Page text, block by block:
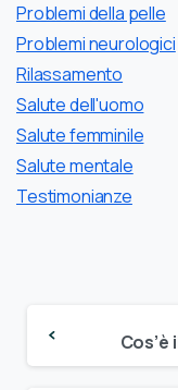
Problemi della pelle
Problemi neurologici
Rilassamento
Salute dell'uomo
Salute femminile
Salute mentale
Testimonianze
Reading